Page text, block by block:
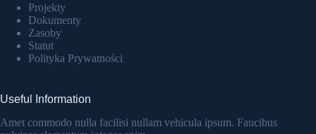
Projekty
Dokumenty
Zasoby
Statut
Polityka Prywatności
Useful Information
Amet commodo nulla facilisi nullam vehicula ipsum. Faucibus